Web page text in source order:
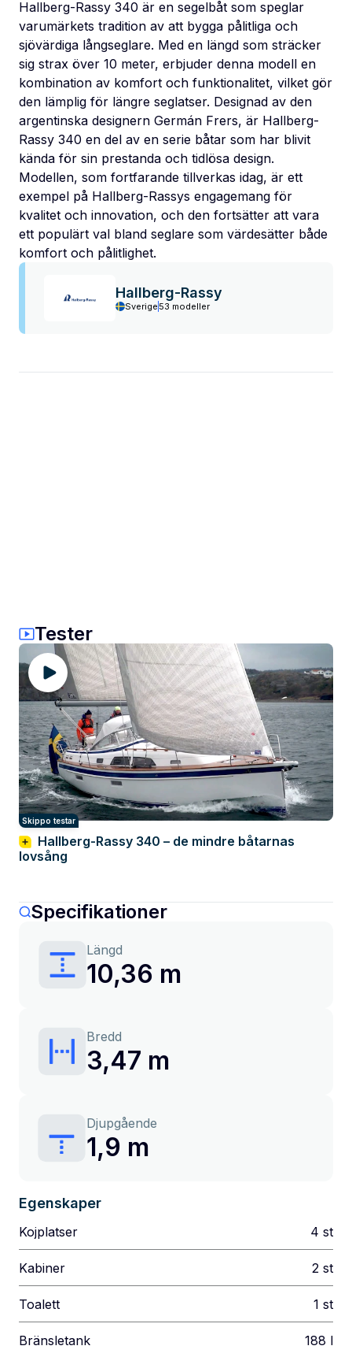
Hallberg-Rassy 340 är en segelbåt som speglar
varumärkets tradition av att bygga pålitliga och
sjövärdiga långseglare. Med en längd som sträcker
sig strax över 10 meter, erbjuder denna modell en
kombination av komfort och funktionalitet, vilket gör
den lämplig för längre seglatser. Designad av den
argentinska designern Germán Frers, är Hallberg-
Rassy 340 en del av en serie båtar som har blivit
kända för sin prestanda och tidlösa design.
Modellen, som fortfarande tillverkas idag, är ett
exempel på Hallberg-Rassys engagemang för
kvalitet och innovation, och den fortsätter att vara
ett populärt val bland seglare som värdesätter både
komfort och pålitlighet.
Hallberg-Rassy
Sverige 53 modeller
Tester
Skippo testar
Hallberg-Rassy 340 – de mindre båtarnas
lovsång
Specifikationer
Längd
10,36 m
Bredd
3,47 m
Djupgående
1,9 m
Egenskaper
Kojplatser 4 st
Kabiner 2 st
Toalett 1 st
Bränsletank 188 l